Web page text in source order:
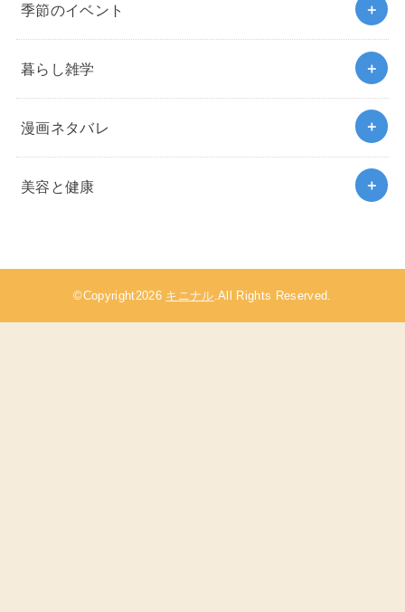
季節のイベント
暮らし雑学
漫画ネタバレ
美容と健康
©Copyright2026 キニナル .All Rights Reserved.